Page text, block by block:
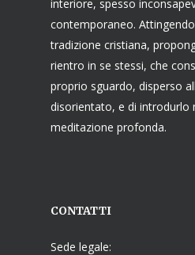
interiore, spesso
contemporaneo.
tradizione cristiana,
rientro in se stessi, che
proprio sguardo, disperso
disorientato, e di introdurlo
meditazione profonda.
CONTATTI
Sede legale: